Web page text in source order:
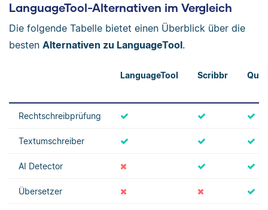
LanguageTool-Alternativen im Vergleich
Die folgende Tabelle bietet einen Überblick über die
besten Alternativen zu LanguageTool.
LanguageTool Scribbr
Rechtschreibprüfung
Textumschreiber
AI Detector
Übersetzer